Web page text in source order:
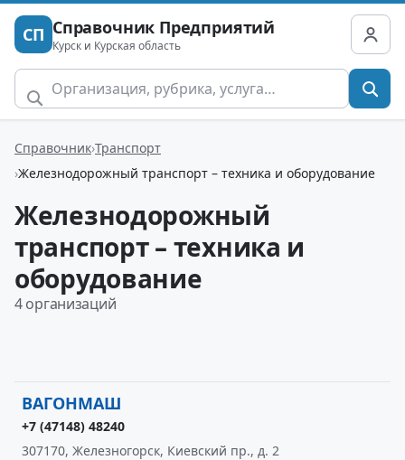
СП Справочник Предприятий
Курск и Курская область
Справочник Транспорт
Железнодорожный транспорт – техника и оборудование
Железнодорожный
транспорт – техника и
оборудование
4 организаций
ВАГОНМАШ
+7 (47148) 48240
307170, Железногорск, Киевский пр., д. 2